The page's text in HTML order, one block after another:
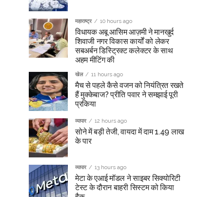
महाराष्ट्र 10 hours ago
विधायक अबू आसिम आज़मी ने मानखुर्द
शिवाजी नगर विकास कार्यों को लेकर
सबअर्बन डिस्ट्रिक्ट कलेक्टर के साथ
अहम मीटिंग की
खेल 11 hours ago
मैच से पहले कैसे वजन को नियंत्रित रखते
हैं मुक्केबाज? प्रीति पवार ने समझाई पूरी
प्रकिया
व्यापार 12 hours ago
सोने में बड़ी तेजी, वायदा में दाम 1.49 लाख
के पार
व्यापार 13 hours ago
मेटा के एआई मॉडल ने साइबर सिक्योरिटी
टेस्ट के दौरान बाहरी सिस्टम को किया